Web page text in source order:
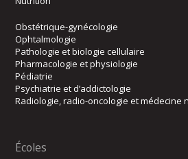
Obstétrique-gynécologie
Ophtalmologie
Pathologie et biologie cellulaire
Pharmacologie et physiologie
Pédiatrie
Psychiatrie et d’addictologie
Radiologie, radio-oncologie et médecine
Écoles